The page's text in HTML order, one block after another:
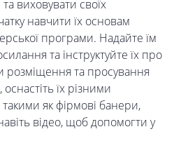
виховувати своїх
навчити їх основам
програми. Надайте їм
та інструктуйте їх про
розміщення та просування
їх різними
як фірмові банери,
відео, щоб допомогти у